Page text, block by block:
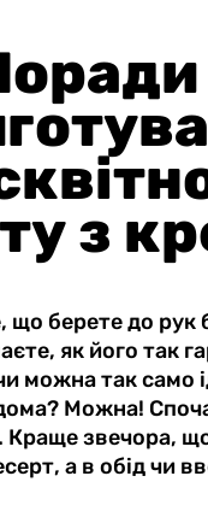
з
що берете до рук
як його так
можна так само
Можна!
Краще звечора,
а в обід чи